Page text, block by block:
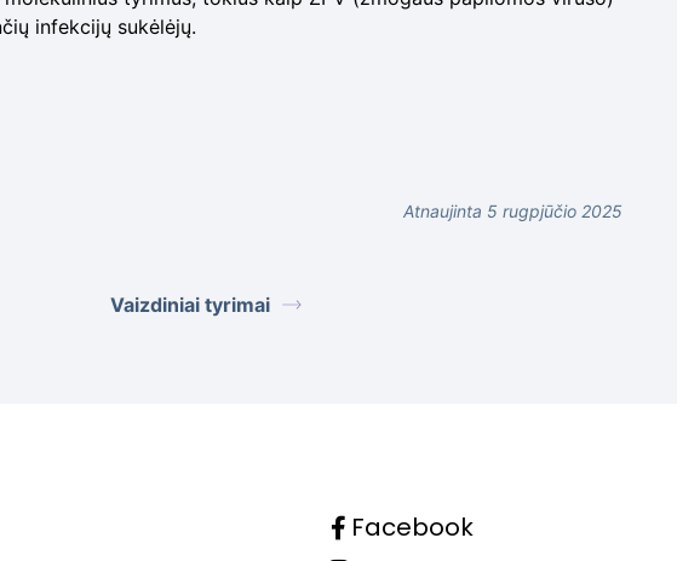
infekcijų sukėlėjų.
Atnaujinta 5 rugpjūčio 2025
Vaizdiniai tyrimai
Facebook